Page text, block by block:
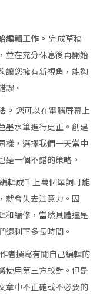
編輯工作。 完成草稿
並在充分休息後再開始
讓您擁有新視角，能夠
誤。
。 您可以在電腦屏幕上
墨水筆進行更正。創建
樣，選擇我們一天當中
是一個不錯的策略。
編輯成千上萬個單詞可能
就會失去注意力。因
和編修，當然具體還是
還剩下多長時間。
者撰寫有關自己編輯的
使用第三方校對。但是
章中不正確或不必要的